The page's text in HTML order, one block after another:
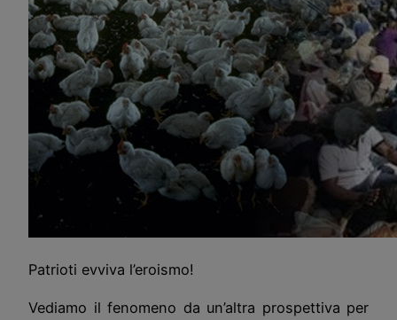
Patrioti evviva l’eroismo!
Vediamo il fenomeno da un’altra prospettiva per